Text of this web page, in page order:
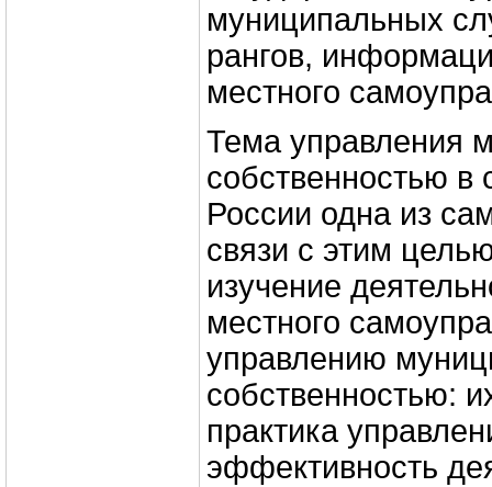
муниципальных
рангов,
местного
Тема управления
собственностью в
России одна из
связи с этим
изучение
местного
управлению
собственностью:
практика
эффективность